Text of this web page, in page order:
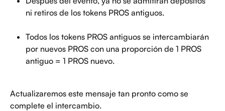
ni retiros de los tokens PROS antiguos.
Todos los tokens PROS antiguos se intercambiarán
por nuevos PROS con una proporción de 1 PROS
antiguo = 1 PROS nuevo.
Actualizaremos este mensaje tan pronto como se
complete el intercambio.